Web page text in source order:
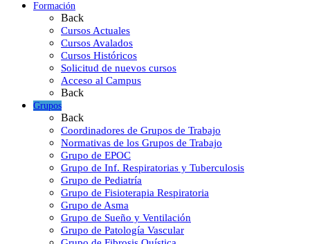
Formación
Back
Cursos Actuales
Cursos Avalados
Cursos Históricos
Solicitud de nuevos cursos
Acceso al Campus
Back
Grupos
Back
Coordinadores de Grupos de Trabajo
Normativas de los Grupos de Trabajo
Grupo de EPOC
Grupo de Inf. Respiratorias y Tuberculosis
Grupo de Pediatría
Grupo de Fisioterapia Respiratoria
Grupo de Asma
Grupo de Sueño y Ventilación
Grupo de Patología Vascular